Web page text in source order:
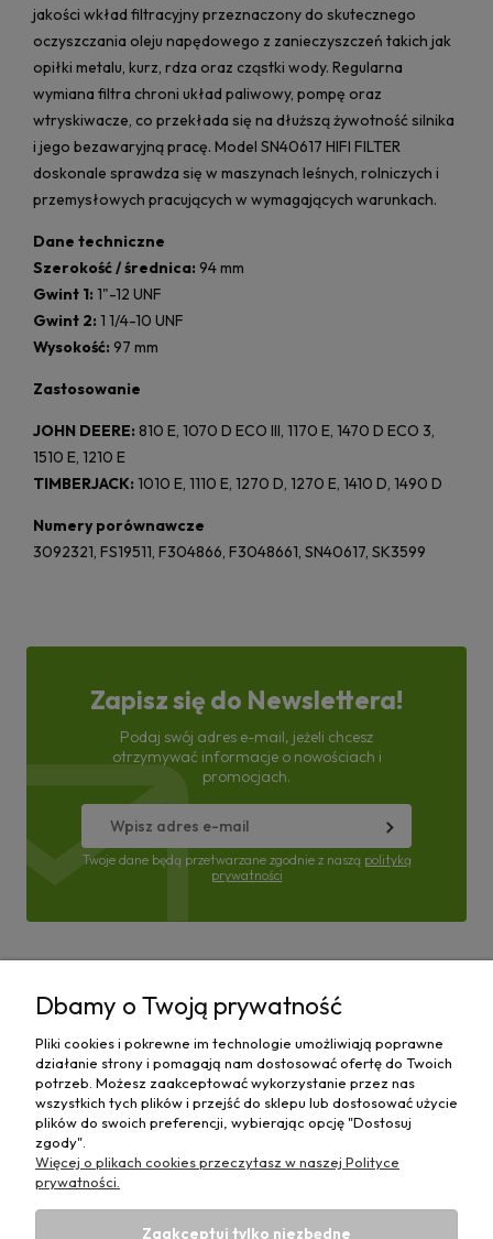
jakości wkład filtracyjny przeznaczony do skutecznego
oczyszczania oleju napędowego z zanieczyszczeń takich jak
opiłki metalu, kurz, rdza oraz cząstki wody. Regularna
wymiana filtra chroni układ paliwowy, pompę oraz
wtryskiwacze, co przekłada się na dłuższą żywotność silnika
i jego bezawaryjną pracę. Model SN40617 HIFI FILTER
doskonale sprawdza się w maszynach leśnych, rolniczych i
przemysłowych pracujących w wymagających warunkach.
Dane techniczne
Szerokość / średnica: 94 mm
Gwint 1: 1"-12 UNF
Gwint 2: 1 1/4-10 UNF
Wysokość: 97 mm
Zastosowanie
JOHN DEERE: 810 E, 1070 D ECO III, 1170 E, 1470 D ECO 3,
1510 E, 1210 E
TIMBERJACK: 1010 E, 1110 E, 1270 D, 1270 E, 1410 D, 1490 D
Numery porównawcze
3092321, FS19511, F304866, F3048661, SN40617, SK3599
Zapisz się do Newslettera!
Podaj swój adres e-mail, jeżeli chcesz
otrzymywać informacje o nowościach i
promocjach.
Twoje dane będą przetwarzane zgodnie z naszą polityką
prywatności
Moje konto
Płatności i dostawa
Informacje
O nas
Dbamy o Twoją prywatność
Pliki cookies i pokrewne im technologie umożliwiają poprawne
działanie strony i pomagają nam dostosować ofertę do Twoich
potrzeb. Możesz zaakceptować wykorzystanie przez nas
wszystkich tych plików i przejść do sklepu lub dostosować użycie
plików do swoich preferencji, wybierając opcję "Dostosuj
zgody".
Więcej o plikach cookies przeczytasz w naszej Polityce
prywatności.
Zaakceptuj tylko niezbędne